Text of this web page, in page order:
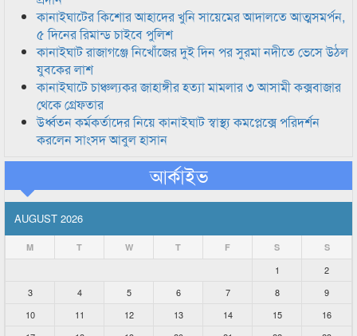
কানাইঘাটের কিশোর আহাদের খুনি সায়েমের আদালতে আত্মসমর্পন,
৫ দিনের রিমান্ড চাইবে পুলিশ
কানাইঘাট রাজাগঞ্জে নিখোঁজের দুই দিন পর সুরমা নদীতে ভেসে উঠল
যুবকের লাশ
কানাইঘাটে চাঞ্চল্যকর জাহাঙ্গীর হত্যা মামলার ৩ আসামী কক্সবাজার
থেকে গ্রেফতার
উর্ধ্বতন কর্মকর্তাদের নিয়ে কানাইঘাট স্বাস্থ্য কমপ্লেক্সে পরিদর্শন
করলেন সাংসদ আবুল হাসান
আর্কাইভ
AUGUST 2026
M T W T F S S
1
2
3
4 5 6 7 8
9
10
11 12 13 14 15
16